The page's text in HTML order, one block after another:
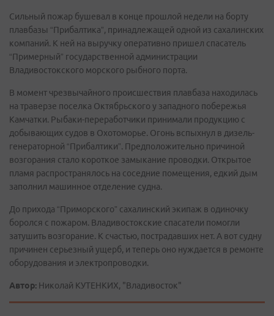
Сильный пожар бушевал в конце прошлой недели на борту
плавбазы “Прибалтика”, принадлежащей одной из сахалинских
компаний. К ней на выручку оперативно пришел спасатель
“Примерный” государственной администрации
Владивостокского морского рыбного порта.
В момент чрезвычайного происшествия плавбаза находилась
на траверзе поселка Октябрьского у западного побережья
Камчатки. Рыбаки-переработчики принимали продукцию с
добывающих судов в Охотоморье. Огонь вспыхнул в дизель-
генераторной “Прибалтики”. Предположительно причиной
возгорания стало короткое замыкание проводки. Открытое
пламя распространялось на соседние помещения, едкий дым
заполнил машинное отделение судна.
До прихода “Приморского” сахалинский экипаж в одиночку
боролся с пожаром. Владивостокские спасатели помогли
затушить возгорание. К счастью, пострадавших нет. А вот судну
причинен серьезный ущерб, и теперь оно нуждается в ремонте
оборудования и электропроводки.
Автор: Николай КУТЕНКИХ, "Владивосток"